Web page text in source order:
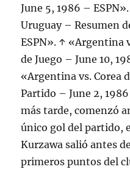
June 5, 1986 –
Uruguay – Resumen
ESPN». ↑ «Argentina
de Juego – June 10,
«Argentina vs. Corea
Partido – June 2,
más tarde, comenzó
único gol del partido,
Kurzawa salió antes
primeros puntos del